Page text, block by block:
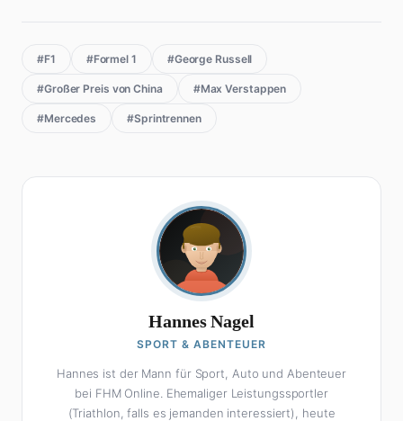
#F1 #Formel 1 #George Russell
#Großer Preis von China #Max Verstappen
#Mercedes #Sprintrennen
Hannes Nagel
SPORT & ABENTEUER
Hannes ist der Mann für Sport, Auto und Abenteuer
bei FHM Online. Ehemaliger Leistungssportler
(Triathlon, falls es jemanden interessiert), heute